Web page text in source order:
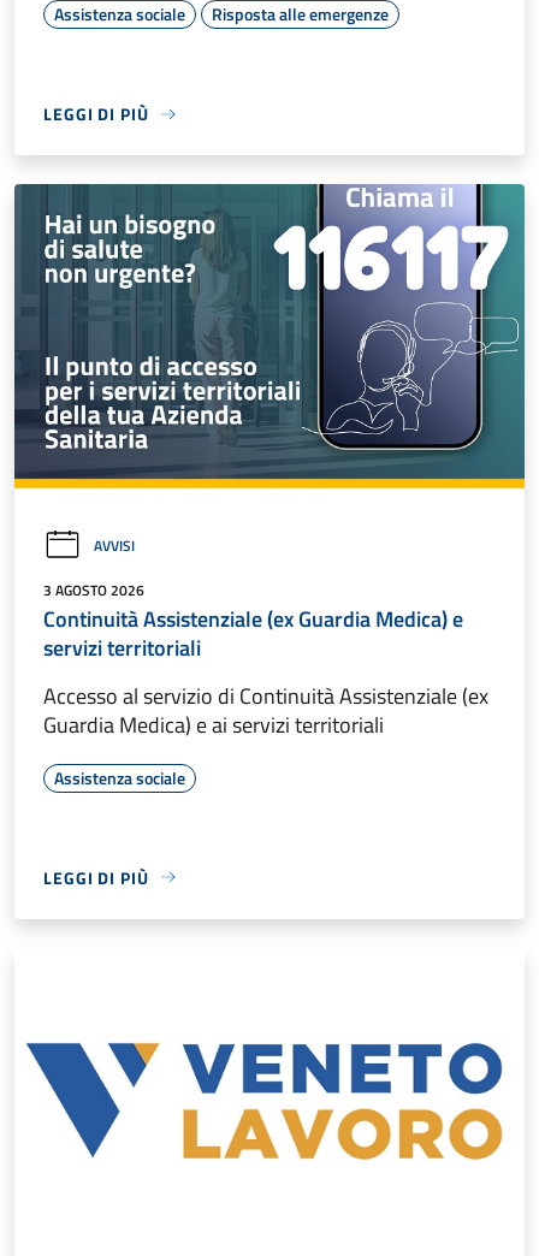
Assistenza sociale Risposta alle emergenze
LEGGI DI PIÙ
AVVISI
3 AGOSTO 2026
Continuità Assistenziale (ex Guardia Medica) e
servizi territoriali
Accesso al servizio di Continuità Assistenziale (ex
Guardia Medica) e ai servizi territoriali
Assistenza sociale
LEGGI DI PIÙ